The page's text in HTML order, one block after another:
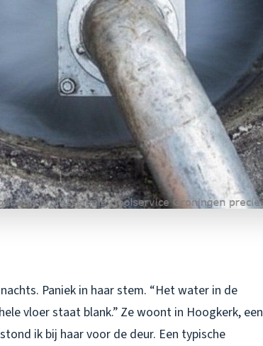
Paniek in haar stem. “Het water in de
vloer staat blank.” Ze woont in Hoogkerk, een
ik bij haar voor de deur. Een typische